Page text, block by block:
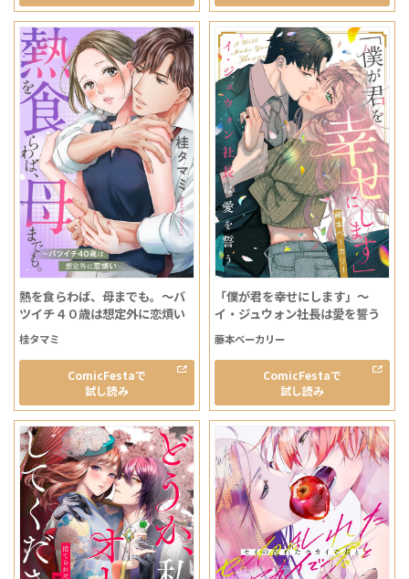
熱を食らわば、母までも。～バ
ツイチ４０歳は想定外に恋煩い
桂タマミ
ComicFestaで
試し読み
「僕が君を幸せにします」～
イ・ジュウォン社長は愛を誓う
藤本ベーカリー
ComicFestaで
試し読み